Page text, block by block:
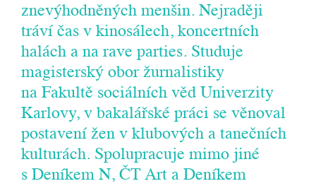
znevýhodněných menšin. Nejraději
tráví čas v kinosálech, koncertních
halách a na rave parties. Studuje
magisterský obor žurnalistiky
na Fakultě sociálních věd Univerzity
Karlovy, v bakalářské práci se věnoval
postavení žen v klubových a tanečních
kulturách. Spolupracuje mimo jiné
s Deníkem N, ČT Art a Deníkem